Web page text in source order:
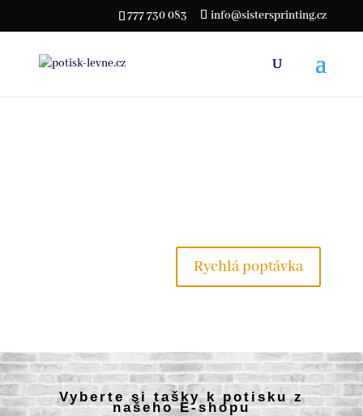
777 730 083 info@sistersprinting.cz
Rychlá poptávka
Vyberte si tašky k potisku z
našeho E-shopu